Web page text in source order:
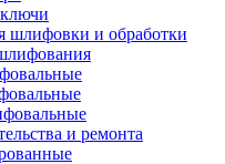
шлифовки и обработки
и ремонта